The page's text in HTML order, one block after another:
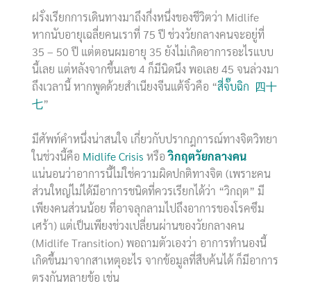
ฝรั่งเรียกการเดินทางมาถึงกึ่งหนึ่งของชีวิตว่า Midlife
หากนับอายุเฉลี่ยคนเราที่ 75 ปี ช่วงวัยกลางคนจะอยู่ที่
35 – 50 ปี แต่ตอนผมอายุ 35 ยังไม่เกิดอาการอะไรแบบ
นี้เลย แต่หลังจากขึ้นเลข 4 ก็มีนิดนึง พอเลย 45 จนล่วงมา
ถึงเวลานี้ หากพูดด้วยสำเนียงจีนแต้จิ๋วคือ “สี่จั๊บฉิก 四十
七”
มีศัพท์คำหนึ่งน่าสนใจ เกี่ยวกับปรากฎการณ์ทางจิตวิทยา
ในช่วงนี้คือ Midlife Crisis หรือวิกฤตวัยกลางคน
แน่นอนว่าอาการนี้ไม่ใช่ความผิดปกติทางจิต (เพราะคน
ส่วนใหญ่ไม่ได้มีอาการชนิดที่ควรเรียกได้ว่า “วิกฤต” มี
เพียงคนส่วนน้อย ที่อาจลุกลามไปถึงอาการของโรคซึม
เศร้า) แต่เป็นเพียงช่วงเปลี่ยนผ่านของวัยกลางคน
(Midlife Transition) พอถามตัวเองว่า อาการทำนองนี้
เกิดขึ้นมาจากสาเหตุอะไร จากข้อมูลที่สืบค้นได้ ก็มีอาการ
ตรงกันหลายข้อ เช่น